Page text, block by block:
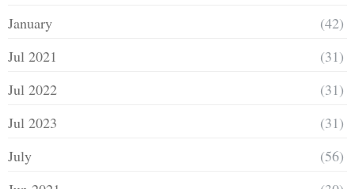
January
(42)
Jul 2021
(31)
Jul 2022
(31)
Jul 2023
(31)
July
(56)